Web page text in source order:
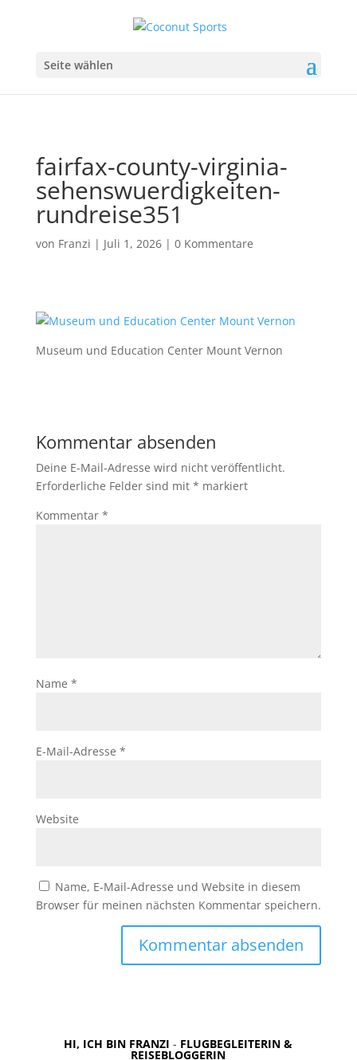
Seite wählen
fairfax-county-virginia-
sehenswuerdigkeiten-
rundreise351
von Franzi | Juli 1, 2026| 0 Kommentare
Museum und Education Center Mount Vernon
Kommentar absenden
Deine E-Mail-Adresse wird nicht veröffentlicht.
Erforderliche Felder sind mit * markiert
Kommentar *
Name *
E-Mail-Adresse *
Website
Name, E-Mail-Adresse und Website in diesem
Browser für meinen nächsten Kommentar speichern.
HI, ICH BIN FRANZI - FLUGBEGLEITERIN &
REISEBLOGGERIN